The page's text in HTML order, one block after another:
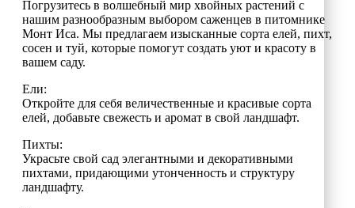
Погрузитесь в волшебный мир хвойных растений с
нашим разнообразным выбором саженцев в питомнике
Монт Иса. Мы предлагаем изысканные сорта елей, пихт,
сосен и туй, которые помогут создать уют и красоту в
вашем саду.
Ели:
Откройте для себя величественные и красивые сорта
елей, добавьте свежесть и аромат в свой ландшафт.
Пихты:
Украсьте свой сад элегантными и декоративными
пихтами, придающими утонченность и структуру
ландшафту.